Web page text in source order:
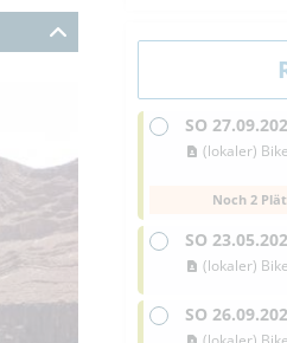
SO
(lokaler)
Noch 2
SO
(lokaler)
SO